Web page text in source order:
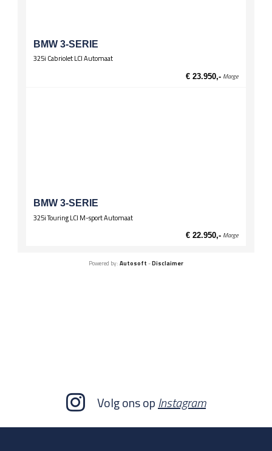
BMW 3-SERIE
325i Cabriolet LCI Automaat
€ 23.950,- Marge
BMW 3-SERIE
325i Touring LCI M-sport Automaat
€ 22.950,- Marge
Powered by: Autosoft -Disclaimer
Volg ons opInstagram